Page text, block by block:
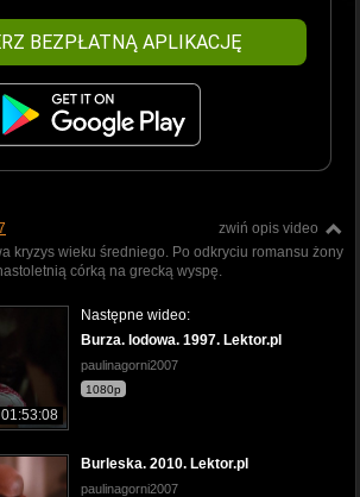
BEZPŁATNĄ APLIKACJĘ
zwiń opis video
kryzys wieku średniego. Po odkryciu romansu żony
córką na grecką wyspę.
01:53:08
Następne wideo:
Burza. lodowa. 1997. Lektor.pl
paulinagorni2007
1080p
Burleska. 2010. Lektor.pl
paulinagorni2007